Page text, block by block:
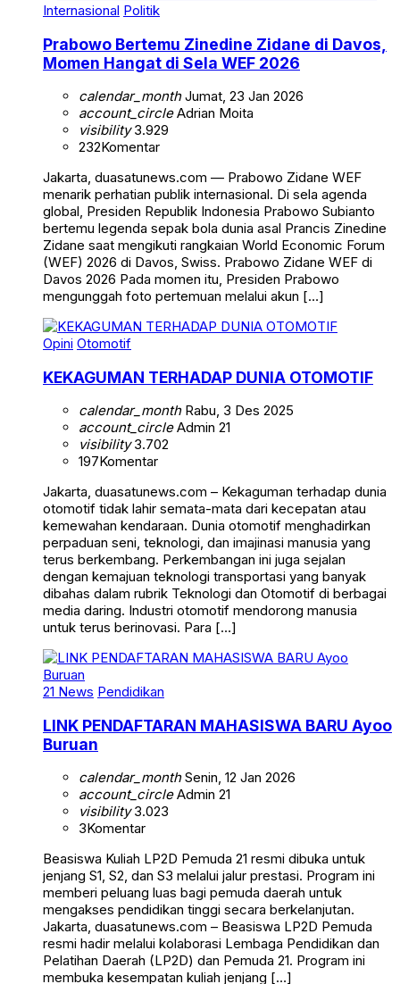
Internasional Politik
Prabowo Bertemu Zinedine Zidane di Davos,
Momen Hangat di Sela WEF 2026
calendar_monthJumat, 23 Jan 2026
account_circleAdrian Moita
visibility3.929
232Komentar
Jakarta, duasatunews.com — Prabowo Zidane WEF
menarik perhatian publik internasional. Di sela agenda
global, Presiden Republik Indonesia Prabowo Subianto
bertemu legenda sepak bola dunia asal Prancis Zinedine
Zidane saat mengikuti rangkaian World Economic Forum
(WEF) 2026 di Davos, Swiss. Prabowo Zidane WEF di
Davos 2026 Pada momen itu, Presiden Prabowo
mengunggah foto pertemuan melalui akun […]
Opini Otomotif
KEKAGUMAN TERHADAP DUNIA OTOMOTIF
calendar_monthRabu, 3 Des 2025
account_circleAdmin 21
visibility3.702
197Komentar
Jakarta, duasatunews.com – Kekaguman terhadap dunia
otomotif tidak lahir semata-mata dari kecepatan atau
kemewahan kendaraan. Dunia otomotif menghadirkan
perpaduan seni, teknologi, dan imajinasi manusia yang
terus berkembang. Perkembangan ini juga sejalan
dengan kemajuan teknologi transportasi yang banyak
dibahas dalam rubrik Teknologi dan Otomotif di berbagai
media daring. Industri otomotif mendorong manusia
untuk terus berinovasi. Para […]
21 News Pendidikan
LINK PENDAFTARAN MAHASISWA BARU Ayoo
Buruan
calendar_monthSenin, 12 Jan 2026
account_circleAdmin 21
visibility3.023
3Komentar
Beasiswa Kuliah LP2D Pemuda 21 resmi dibuka untuk
jenjang S1, S2, dan S3 melalui jalur prestasi. Program ini
memberi peluang luas bagi pemuda daerah untuk
mengakses pendidikan tinggi secara berkelanjutan.
Jakarta, duasatunews.com – Beasiswa LP2D Pemuda
resmi hadir melalui kolaborasi Lembaga Pendidikan dan
Pelatihan Daerah (LP2D) dan Pemuda 21. Program ini
membuka kesempatan kuliah jenjang […]